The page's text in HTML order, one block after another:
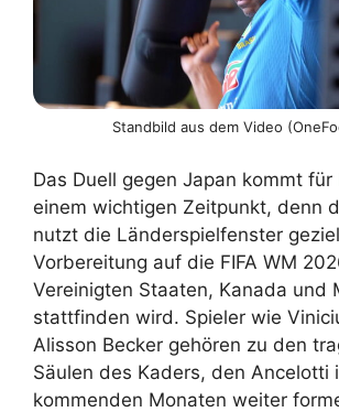
Standbild aus dem Video
Das Duell gegen Japan kommt für
einem wichtigen Zeitpunkt, denn
nutzt die Länderspielfenster
Vorbereitung auf die FIFA WM
Vereinigten Staaten, Kanada und
stattfinden wird. Spieler wie
Alisson Becker gehören zu den
Säulen des Kaders, den Ancelotti
kommenden Monaten weiter